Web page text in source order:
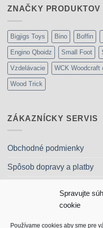
Spravujte
cookie
Používame cookies aby sme pre
169,99€.
ZNAČKY PRODUKTOV
Bigjigs Toys Bino Boffin
Engino Qboidz Small Foot
Vzdelávacie WCK Woodcraft
Wood Trick
ZÁKAZNÍCKY SERVIS
Obchodné podmienky
Spôsob dopravy a platby
Ochrana osobných údajov
Kontakt